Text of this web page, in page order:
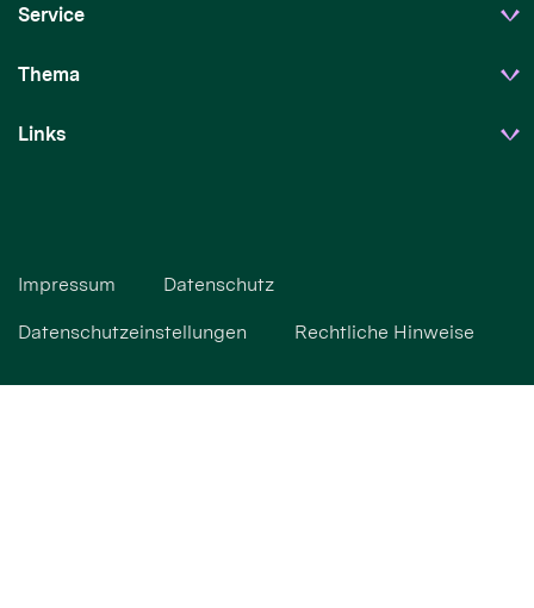
Service
Thema
Links
Impressum Datenschutz
Datenschutzeinstellungen Rechtliche Hinweise